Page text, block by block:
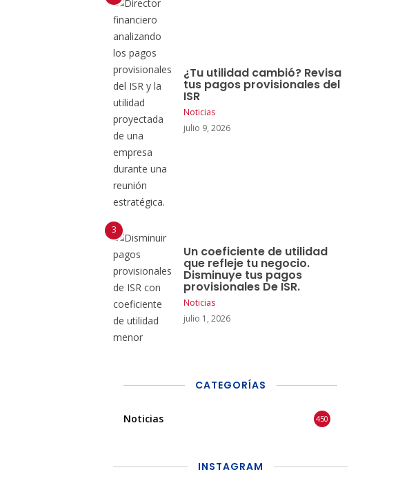
¿Tu utilidad cambió? Revisa
tus pagos provisionales del
ISR
Noticias
julio 9, 2026
Un coeficiente de utilidad
que refleje tu negocio.
Disminuye tus pagos
provisionales De ISR.
Noticias
julio 1, 2026
CATEGORÍAS
Noticias 450
INSTAGRAM